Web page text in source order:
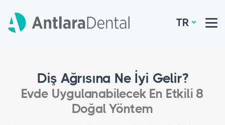
TR
Diş Ağrısına Ne İyi Gelir?
Evde Uygulanabilecek En Etkili 8
Doğal Yöntem